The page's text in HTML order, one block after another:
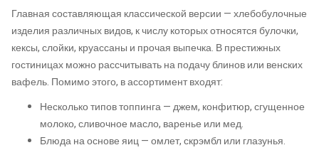
Главная составляющая классической версии — хлебобулочные
изделия различных видов, к числу которых относятся булочки,
кексы, слойки, круассаны и прочая выпечка. В престижных
гостиницах можно рассчитывать на подачу блинов или венских
вафель. Помимо этого, в ассортимент входят:
Несколько типов топпинга — джем, конфитюр, сгущенное
молоко, сливочное масло, варенье или мед.
Блюда на основе яиц — омлет, скрэмбл или глазунья.